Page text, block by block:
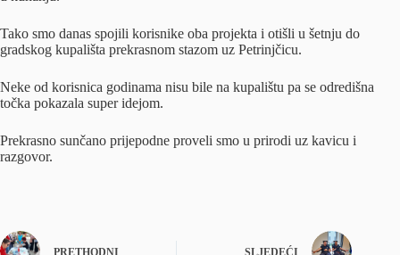
Tako smo danas spojili korisnike oba projekta i otišli u šetnju do
gradskog kupališta prekrasnom stazom uz Petrinjčicu.
Neke od korisnica godinama nisu bile na kupalištu pa se odredišna
točka pokazala super idejom.
Prekrasno sunčano prijepodne proveli smo u prirodi uz kavicu i
razgovor.
PRETHODNI SLJEDEĆI